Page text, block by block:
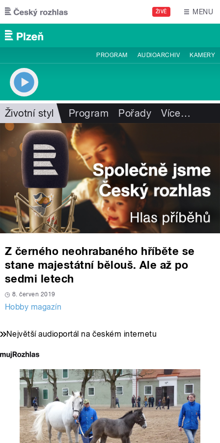
Přejít k hlavnímu obsahu
ŽIVĚ MENU
PROGRAM AUDIOARCHIV KAMERY
Životní styl Program Pořady Více…
Z černého neohrabaného hříběte se
stane majestátní bělouš. Ale až po
sedmi letech
8. červen 2019
Hobby magazín
Největší audioportál na českém internetu